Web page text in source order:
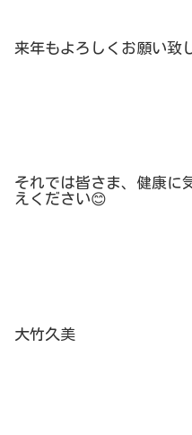
来年もよろしくお願い致
それでは皆さま、健康に
えください😊
大竹久美